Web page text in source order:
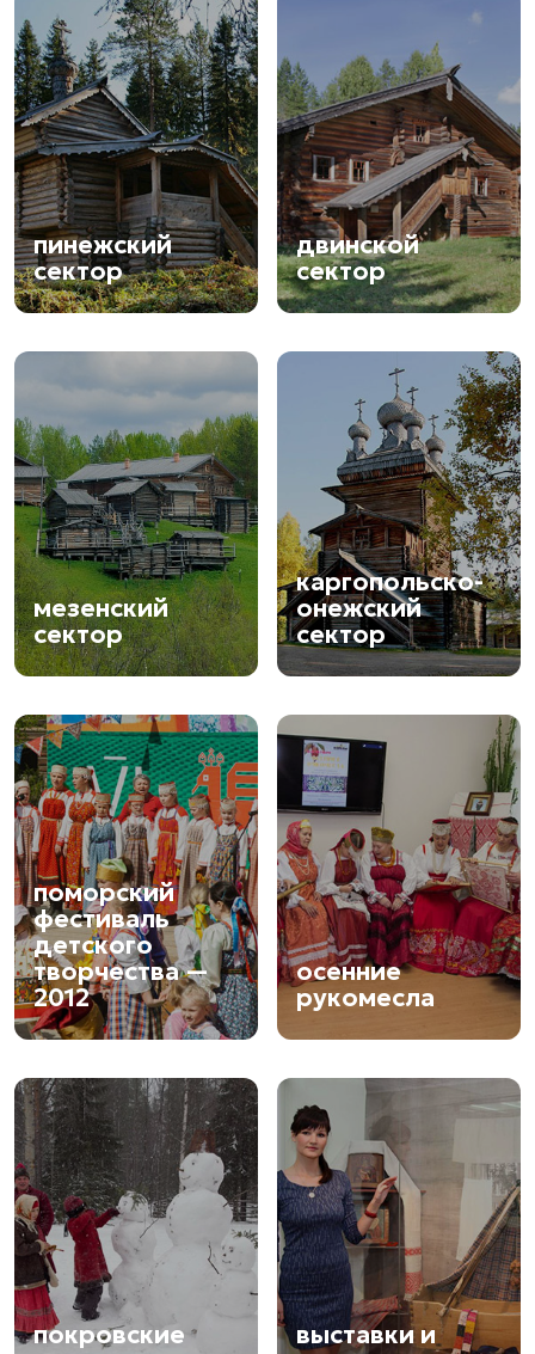
пинежский
сектор
двинской
сектор
мезенский
сектор
каргопольско-
онежский
сектор
поморский
фестиваль
детского
творчества —
2012
осенние
рукомесла
покровские
выставки и